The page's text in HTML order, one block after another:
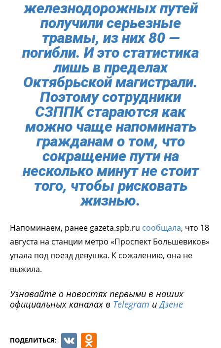
железнодорожных путей
получили серьезные
травмы, из них 80 —
погибли. И это статистика
лишь в пределах
Октябрьской магистрали.
Поэтому сотрудники
СЗППК стараются как
можно чаще напоминать
гражданам о том, что
сокращение пути на
несколько минут не стоит
того, чтобы рисковать
жизнью.
Напоминаем, ранее gazeta.spb.ru сообщала, что 18
августа на станции метро «Проспект Большевиков»
упала под поезд девушка. К сожалению, она не
выжила.
Узнавайте о новостях первыми в наших
официальных каналах в Telegram иДзене
ПОДЕЛИТЬСЯ: VK